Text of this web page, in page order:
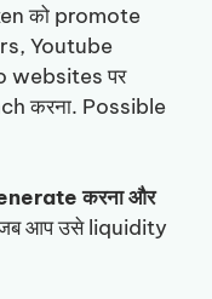
को promote
Youtube
websites पर
करना. Possible
करना और
आप उसे liquidity